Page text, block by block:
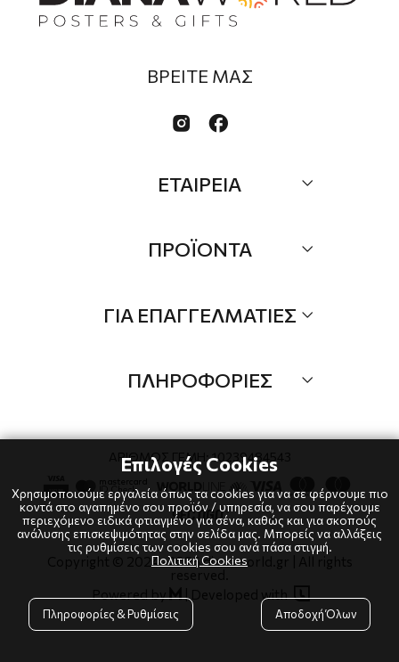
ΒΡΕΙΤΕ ΜΑΣ
 
ΕΤΑΙΡΕΙΑ
Επικοινωνία
ΠΡΟΪΟΝΤΑ
Προσφορές
Brands
ΓΙΑ ΕΠΑΓΓΕΛΜΑΤΙΕΣ
Λογαριαμός
Τρόποι πληρωμής
Επιστροφές
ΠΛΗΡΟΦΟΡΙΕΣ
Πολιτική Απορρήτου
Copyright © 2024-2026 dianaworld.gr | All rights
Powered by
| Developed with
ΑΡΙΘΜΟΣ ΓΕΜΗ: 10239484543
Επιλογές Cookies
Χρησιμοποιούμε εργαλεία όπως τα cookies για να σε φέρνουμε πιο
κοντά στο αγαπημένο σου προϊόν / υπηρεσία, να σου παρέχουμε
περιεχόμενο ειδικά φτιαγμένο για σένα, καθώς και για σκοπούς
ανάλυσης επισκεψιμότητας στην σελίδα μας. Μπορείς να αλλάξεις
τις ρυθμίσεις των cookies σου ανά πάσα στιγμή.
Πολιτική Cookies
Πληροφορίες & Ρυθμίσεις Αποδοχή Όλων